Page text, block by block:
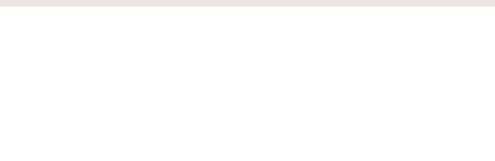
VENDAS DIRETAS